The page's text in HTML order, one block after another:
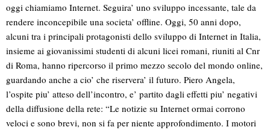
oggi chiamiamo Internet. Seguira’ uno sviluppo incessante, tale da
rendere inconcepibile una societa’ offline. Oggi, 50 anni dopo,
alcuni tra i principali protagonisti dello sviluppo di Internet in Italia,
insieme ai giovanissimi studenti di alcuni licei romani, riuniti al Cnr
di Roma, hanno ripercorso il primo mezzo secolo del mondo online,
guardando anche a cio’ che riservera’ il futuro. Piero Angela,
l’ospite piu’ atteso dell’incontro, e’ partito dagli effetti piu’ negativi
della diffusione della rete: “Le notizie su Internet ormai corrono
veloci e sono brevi, non si fa per niente approfondimento. I motori